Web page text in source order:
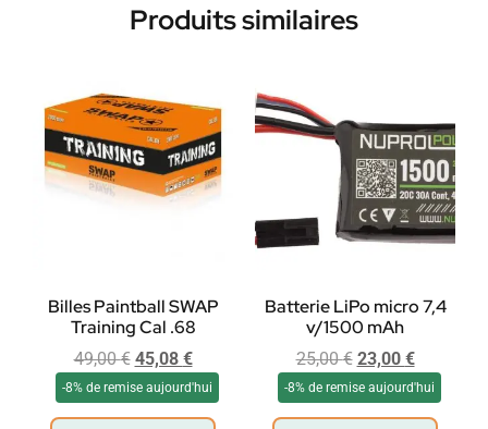
Produits similaires
Billes Paintball SWAP
Training Cal .68
49,00€ 45,08 €
-8% de remise aujourd'hui
Batterie LiPo micro 7,4
v/1500 mAh
25,00€ 23,00 €
-8% de remise aujourd'hui